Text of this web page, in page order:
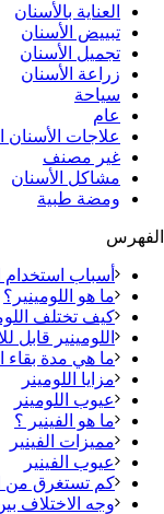
العناية بالأسنان
تبييض الأسنان
تجميل الأسنان
زراعة الأسنان
سياحة
عام
علاجات الأسنان
غير مصنف
مشاكل الأسنان
ومضة طبية
الفهرس
أسباب استخدام
ما هو اللومينير؟
كيف تختلف
اللومينير قابل
ما هي مدة بقاء
مزايا اللومينر
عيوب اللومينر
ما هو الفينير ؟
مميزات الفينير
عيوب الفينير
كم تستغرق من
وجه الاختلاف بين